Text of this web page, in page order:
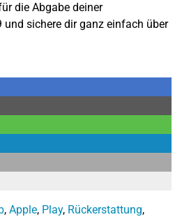
die Abgabe deiner
sichere dir ganz einfach über
, Apple, Play, Rückerstattung,